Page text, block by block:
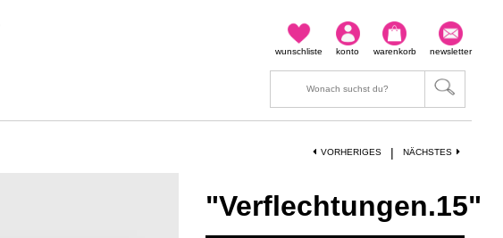
newsletter
warenkorb
konto
wunschliste
NÄCHSTES
|
VORHERIGES
"Verflechtungen.15"